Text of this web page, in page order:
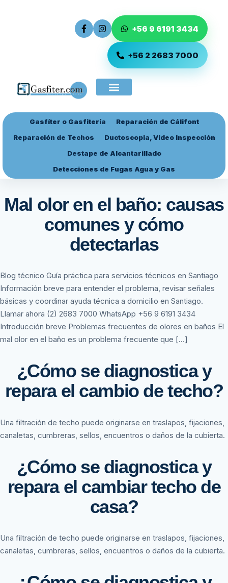
+56 9 6191 3434
+56 2 2683 7000
Gasfíter o Gasfitería
Reparación de Cálifont
Reparación de Techos
Ductoscopia, Video Inspección
Destape de Alcantarillado
Detecciones de Fugas Agua y Gas
Mal olor en el baño: causas
comunes y cómo
detectarlas
Blog técnico Guía práctica para servicios técnicos en Santiago
Información breve para entender el problema, revisar señales
básicas y coordinar ayuda técnica a domicilio en Santiago.
Llamar ahora (2) 2683 7000 WhatsApp +56 9 6191 3434
Introducción breve Problemas frecuentes de olores en baños El
mal olor en el baño es un problema frecuente que […]
¿Cómo se diagnostica y
repara el cambio de techo?
Una filtración de techo puede originarse en traslapos, fijaciones,
canaletas, cumbreras, sellos, encuentros o daños de la cubierta.
¿Cómo se diagnostica y
repara el cambiar techo de
casa?
Una filtración de techo puede originarse en traslapos, fijaciones,
canaletas, cumbreras, sellos, encuentros o daños de la cubierta.